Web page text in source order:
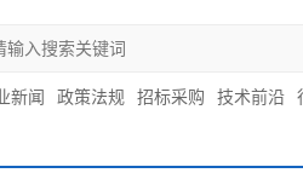
新闻 政策法规 招标采购 技术前沿